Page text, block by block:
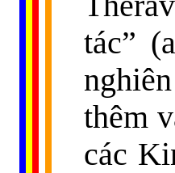
tác”
thêm
các